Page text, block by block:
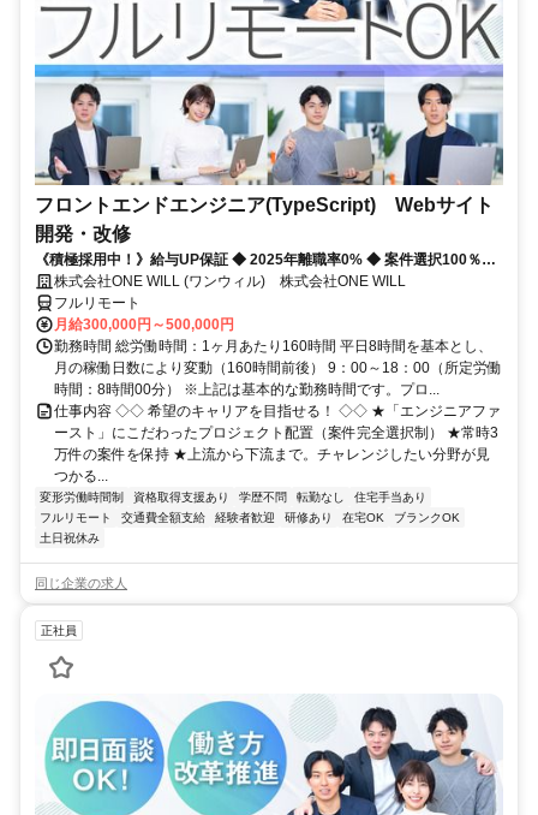
フロントエンドエンジニア(TypeScript) Webサイト
開発・改修
《積極採用中！》給与UP保証 ◆ 2025年離職率0% ◆ 案件選択100％！
◆ 平均残業7時間！
株式会社ONE WILL (ワンウィル) 株式会社ONE WILL
フルリモート
月給300,000円～500,000円
勤務時間 総労働時間：1ヶ月あたり160時間 平日8時間を基本とし、
月の稼働日数により変動（160時間前後） 9：00～18：00（所定労働
時間：8時間00分） ※上記は基本的な勤務時間です。プロ...
仕事内容 ◇◇ 希望のキャリアを目指せる！ ◇◇ ★「エンジニアファ
ースト」にこだわったプロジェクト配置（案件完全選択制） ★常時3
万件の案件を保持 ★上流から下流まで。チャレンジしたい分野が見
つかる...
変形労働時間制 資格取得支援あり 学歴不問 転勤なし
住宅手当あり
フルリモート
交通費全額支給 経験者歓迎 研修あり 在宅OK
ブランクOK
土日祝休み
同じ企業の求人
正社員